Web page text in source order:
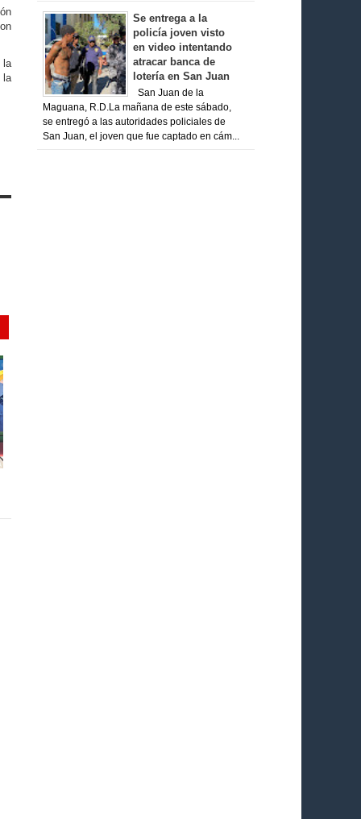
la
la
Se entrega a la
policía joven visto
en video intentando
atracar banca de
lotería en San Juan
San Juan de la
Maguana, R.D.La mañana de este sábado,
se entregó a las autoridades policiales de
San Juan, el joven que fue captado en cám...